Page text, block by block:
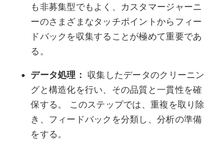
も非募集型でもよく、カスタマージャーニ
ーのさまざまなタッチポイントからフィー
ドバックを収集することが極めて重要であ
る。
データ処理：
収集したデータのクリーニン
グと構造化を行い、その品質と一貫性を確
保する。 このステップでは、重複を取り除
き、フィードバックを分類し、分析の準備
をする。